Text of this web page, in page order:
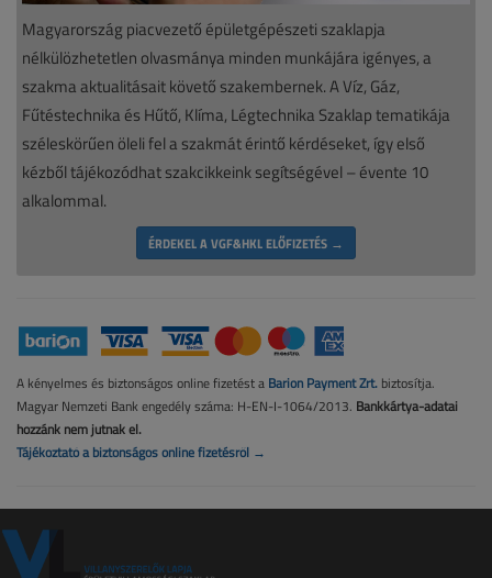
Magyarország piacvezető épületgépészeti szaklapja
nélkülözhetetlen olvasmánya minden munkájára igényes, a
szakma aktualitásait követő szakembernek. A Víz, Gáz,
Fűtéstechnika és Hűtő, Klíma, Légtechnika Szaklap tematikája
széleskörűen öleli fel a szakmát érintő kérdéseket, így első
kézből tájékozódhat szakcikkeink segítségével – évente 10
alkalommal.
ÉRDEKEL A VGF&HKL ELŐFIZETÉS →
A kényelmes és biztonságos online fizetést a Barion Payment Zrt. biztosítja.
Magyar Nemzeti Bank engedély száma: H-EN-I-1064/2013. Bankkártya-adatai
hozzánk nem jutnak el.
Tájékoztató a biztonságos online fizetésről →